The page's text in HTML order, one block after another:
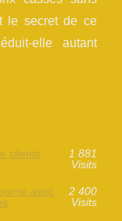
le secret de ce
elle autant
clients
1 881
Visits
avec
2 400
Visits